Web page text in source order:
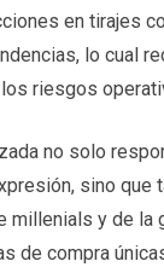
en tirajes
lo cual
riesgos
no solo
sino que
millenials y de la
de compra